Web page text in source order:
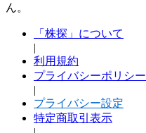
ん。
「株探」について
|
利用規約
プライバシーポリシー
|
プライバシー設定
特定商取引表示